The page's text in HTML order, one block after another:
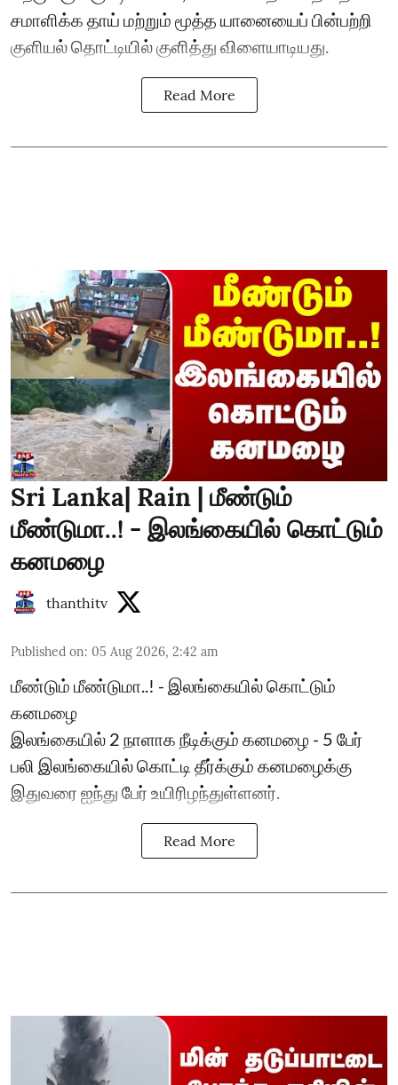
சமாளிக்க தாய் மற்றும் மூத்த யானையைப் பின்பற்றி
குளியல் தொட்டியில் குளித்து விளையாடியது.
Read More
Sri Lanka| Rain | மீண்டும்
மீண்டுமா..! - இலங்கையில் கொட்டும்
கனமழை
thanthitv
Published on: 05 Aug 2026, 2:42 am
மீண்டும் மீண்டுமா..! - இலங்கையில் கொட்டும்
கனமழை
இலங்கையில் 2 நாளாக நீடிக்கும் கனமழை - 5 பேர்
பலி ​இலங்கையில் கொட்டி தீர்க்கும் கனமழைக்கு
இதுவரை ஐந்து பேர் உயிரிழந்துள்ளனர்.
Read More